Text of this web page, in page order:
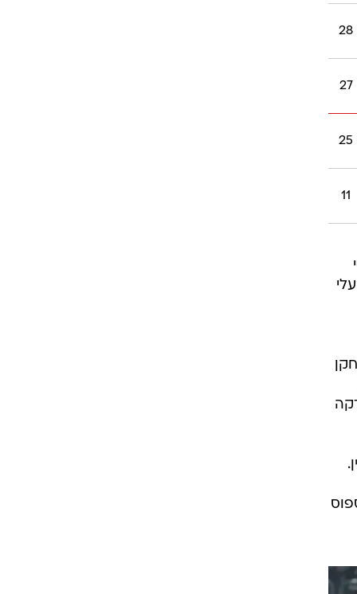
28
27
25
11
עלי